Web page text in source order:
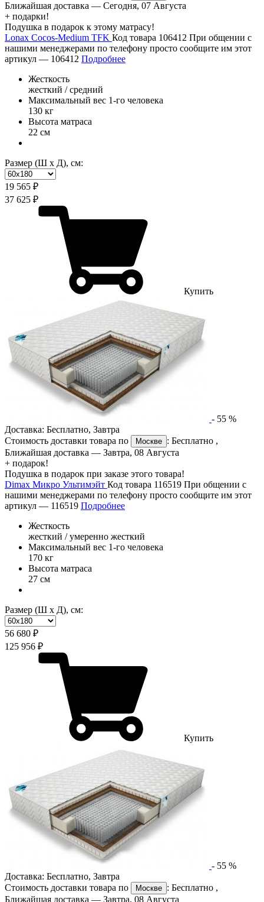
Ближайшая доставка — Сегодня, 07 Августа
+ подарки!
Подушка в подарок к этому матрасу!
Lonax Cocos-Medium TFK Код товара 106412 При общении с
нашими менеджерами по телефону просто сообщите им этот
артикул — 106412 Подробнее
Жесткость
жесткий / средний
Максимальный вес 1-го человека
130 кг
Высота матраса
22 см
Размер (Ш х Д), см:
19 565 ₽
37 625 ₽
Купить
- 55 %
Доставка: Бесплатно, Завтра
Стоимость доставки товара по
Москве : Бесплатно ,
Ближайшая доставка — Завтра, 08 Августа
+ подарок!
Подушка в подарок при заказе этого товара!
Dimax Микро Ультимэйт Код товара 116519 При общении с
нашими менеджерами по телефону просто сообщите им этот
артикул — 116519 Подробнее
Жесткость
жесткий / умеренно жесткий
Максимальный вес 1-го человека
170 кг
Высота матраса
27 см
Размер (Ш х Д), см:
56 680 ₽
125 956 ₽
Купить
- 55 %
Доставка: Бесплатно, Завтра
Стоимость доставки товара по
Москве : Бесплатно ,
Ближайшая доставка — Завтра, 08 Августа